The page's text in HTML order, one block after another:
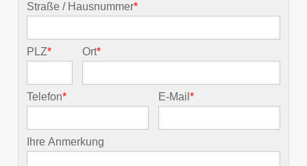
Straße / Hausnummer*
PLZ* Ort*
Telefon* E-Mail*
Ihre Anmerkung